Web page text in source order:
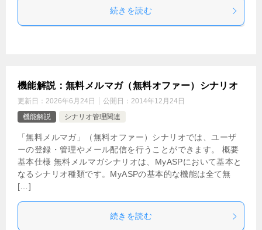
続きを読む
機能解説：無料メルマガ（無料オファー）シナリオ
更新日： 2026年6月24日 公開日： 2014年12月24日
機能解説
シナリオ管理関連
「無料メルマガ」（無料オファー）シナリオでは、ユーザ
ーの登録・管理やメール配信を行うことができます。 概要
基本仕様 無料メルマガシナリオは、MyASPにおいて基本と
なるシナリオ種類です。MyASPの基本的な機能は全て無
[…]
続きを読む